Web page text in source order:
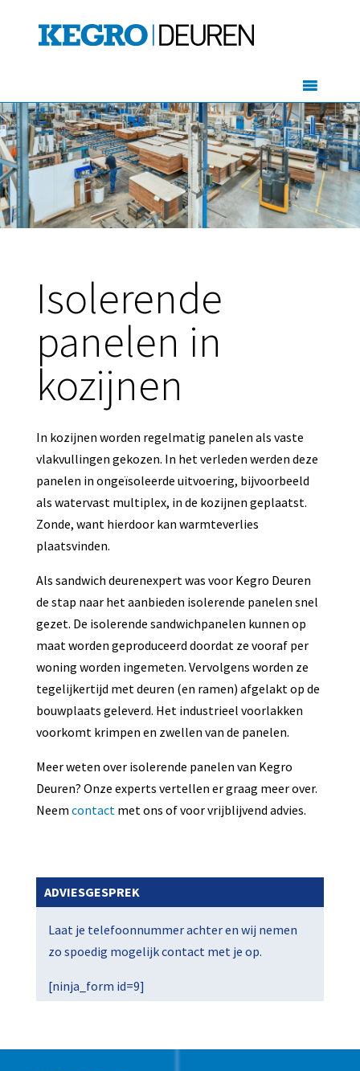
Isolerende
panelen in
kozijnen
In kozijnen worden regelmatig panelen als vaste
vlakvullingen gekozen. In het verleden werden deze
panelen in ongeïsoleerde uitvoering, bijvoorbeeld
als watervast multiplex, in de kozijnen geplaatst.
Zonde, want hierdoor kan warmteverlies
plaatsvinden.
Als sandwich deurenexpert was voor Kegro Deuren
de stap naar het aanbieden isolerende panelen snel
gezet. De isolerende sandwichpanelen kunnen op
maat worden geproduceerd doordat ze vooraf per
woning worden ingemeten. Vervolgens worden ze
tegelijkertijd met deuren (en ramen) afgelakt op de
bouwplaats geleverd. Het industrieel voorlakken
voorkomt krimpen en zwellen van de panelen.
Meer weten over isolerende panelen van Kegro
Deuren? Onze experts vertellen er graag meer over.
Neem contact met ons of voor vrijblijvend advies.
ADVIESGESPREK
Laat je telefoonnummer achter en wij nemen
zo spoedig mogelijk contact met je op.
[ninja_form id=9]